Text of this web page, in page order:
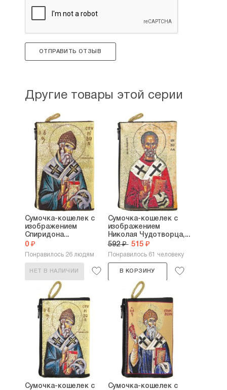
ОТПРАВИТЬ ОТЗЫВ
Другие товары этой серии
Сумочка-кошелек с
изображением
Спиридона...
0 ₽
Понравилось 26 людям
НЕТ В НАЛИЧИИ
Сумочка-кошелек с
изображением
Николая Чудотворца,...
592 ₽ 515 ₽
Понравилось 61 человеку
В КОРЗИНУ
Сумочка-кошелек с
Сумочка-кошелек с